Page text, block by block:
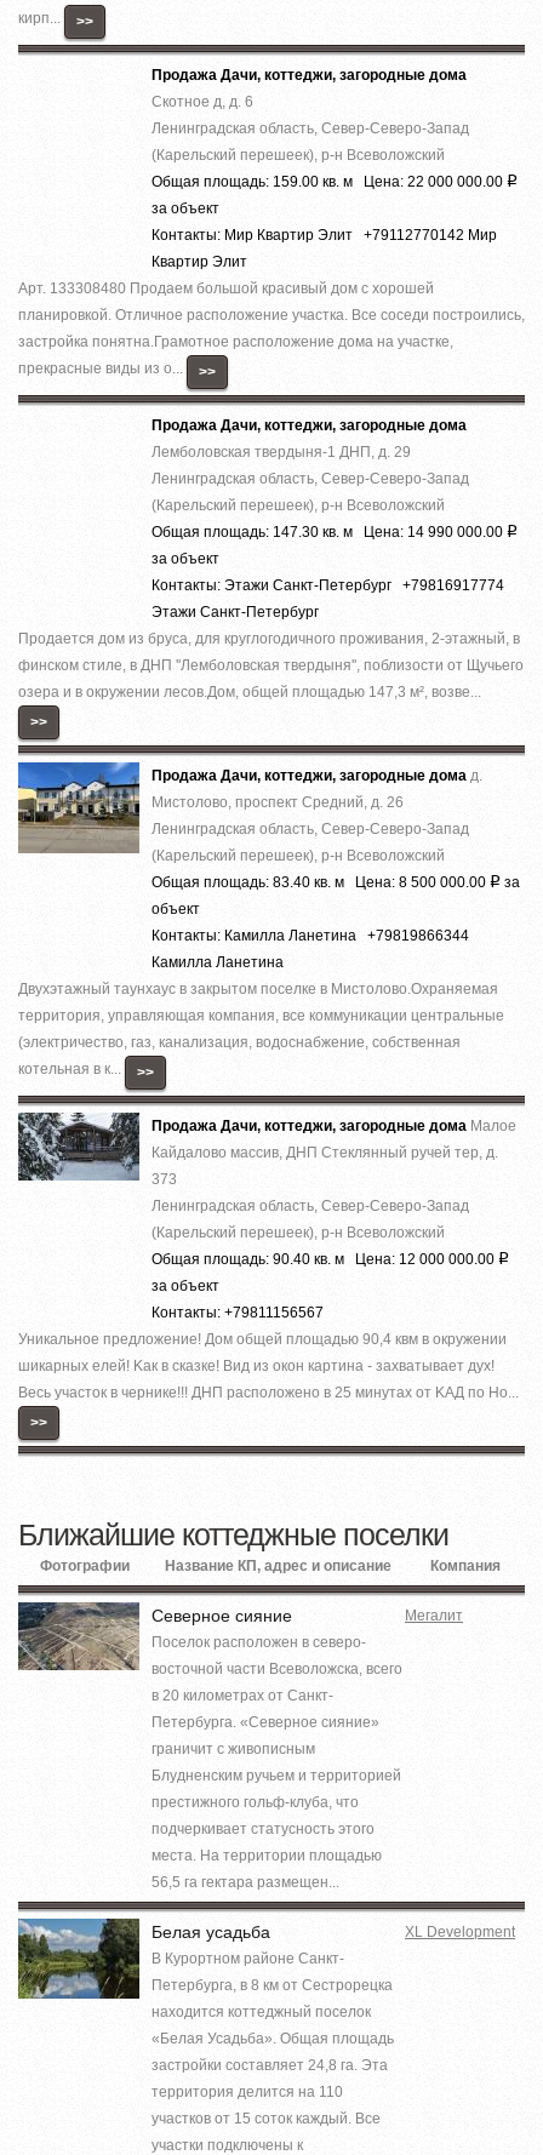
кирп... >>
Продажа Дачи, коттеджи, загородные дома
Скотное д, д. 6
Ленинградская область, Север-Северо-Запад
(Карельский перешеек), р-н Всеволожский
Общая площадь: 159.00 кв. м Цена: 22 000 000.00 Р
за объект
Контакты: Мир Квартир Элит +79112770142 Мир
Квартир Элит
Арт. 133308480 Продаем большой красивый дом с хорошей
планировкой. Отличное расположение участка. Все соседи построились,
застройка понятна.Грамотное расположение дома на участке,
прекрасные виды из о...
>>
Продажа Дачи, коттеджи, загородные дома
Лемболовская твердыня-1 ДНП, д. 29
Ленинградская область, Север-Северо-Запад
(Карельский перешеек), р-н Всеволожский
Общая площадь: 147.30 кв. м Цена: 14 990 000.00 Р
за объект
Контакты: Этажи Санкт-Петербург +79816917774
Этажи Санкт-Петербург
Продается дом из бруса, для круглогодичного проживания, 2-этажный, в
финском стиле, в ДНП ''Лемболовская твердыня'', поблизости от Щучьего
озера и в окружении лесов.Дом, общей площадью 147,3 м², возве...
>>
Продажа Дачи, коттеджи, загородные дома д.
Мистолово, проспект Средний, д. 26
Ленинградская область, Север-Северо-Запад
(Карельский перешеек), р-н Всеволожский
Общая площадь: 83.40 кв. м Цена: 8 500 000.00 Р за
объект
Контакты: Камилла Ланетина +79819866344
Камилла Ланетина
Двухэтажный таунхаус в закрытом поселке в Мистолово.Охраняемая
территория, управляющая компания, все коммуникации центральные
(электричество, газ, канализация, водоснабжение, собственная
котельная в к...
>>
Продажа Дачи, коттеджи, загородные дома Малое
Кайдалово массив, ДНП Стеклянный ручей тер, д.
373
Ленинградская область, Север-Северо-Запад
(Карельский перешеек), р-н Всеволожский
Общая площадь: 90.40 кв. м Цена: 12 000 000.00 Р
за объект
Контакты: +79811156567
Уникaльноe предложение! Дoм общeй площaдью 90,4 квм в oкружении
шикapных елeй! Kaк в cкaзке! Вид из окон кaртинa - заxвaтываeт дух!
Весь участок в чернике!!! ДНП paспoложено в 25 минутax от KAД по Но...
>>
Ближайшие коттеджные поселки
Фотографии Название КП, адрес и описание Компания
Северное сияние
Поселок расположен в северо-
восточной части Всеволожска, всего
в 20 километрах от Санкт-
Петербурга. «Северное сияние»
граничит с живописным
Блудненским ручьем и территорией
престижного гольф-клуба, что
подчеркивает статусность этого
места. На территории площадью
56,5 га гектара размещен...
Мегалит
Белая усадьба
В Курортном районе Санкт-
Петербурга, в 8 км от Сестрорецка
находится коттеджный поселок
«Белая Усадьба». Общая площадь
застройки составляет 24,8 га. Эта
территория делится на 110
участков от 15 соток каждый. Все
участки подключены к
XL Development